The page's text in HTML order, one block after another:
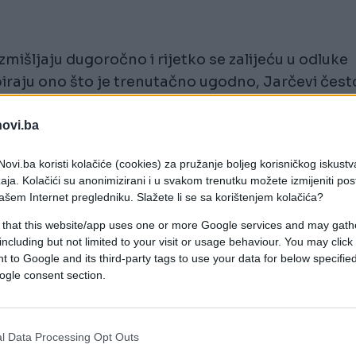
koristi kolačiće (cookies) za pružanje boljeg korisničkog
Kolačići su anonimizirani i u svakom trenutku možete izmijeniti
Internet pregledniku. Slažete li se sa korištenjem kolačića?
that this website/app uses one or more Google services and may
but not limited to your visit or usage behaviour. You may
to Google and its third-party tags to use your data for below
consent section.
Data Processing Opt Outs
dugoročno i rijetko se zalijeću u odluke
ono što je trenutačno ugodno, Jarčevi
da zadrže hladnu glavu čak i kada je emotivno
Jarčevi su navikli nositi teret i pritom
nije samo utjeha, nego konkretan smjer. Ne
ih ljudi često traže kad treba nešto ozbiljno
imaju prirodnu sposobnost analiziranja
gdje je stvarni problem. U kriznim
radi na rješenju, korak po korak. Mudrost